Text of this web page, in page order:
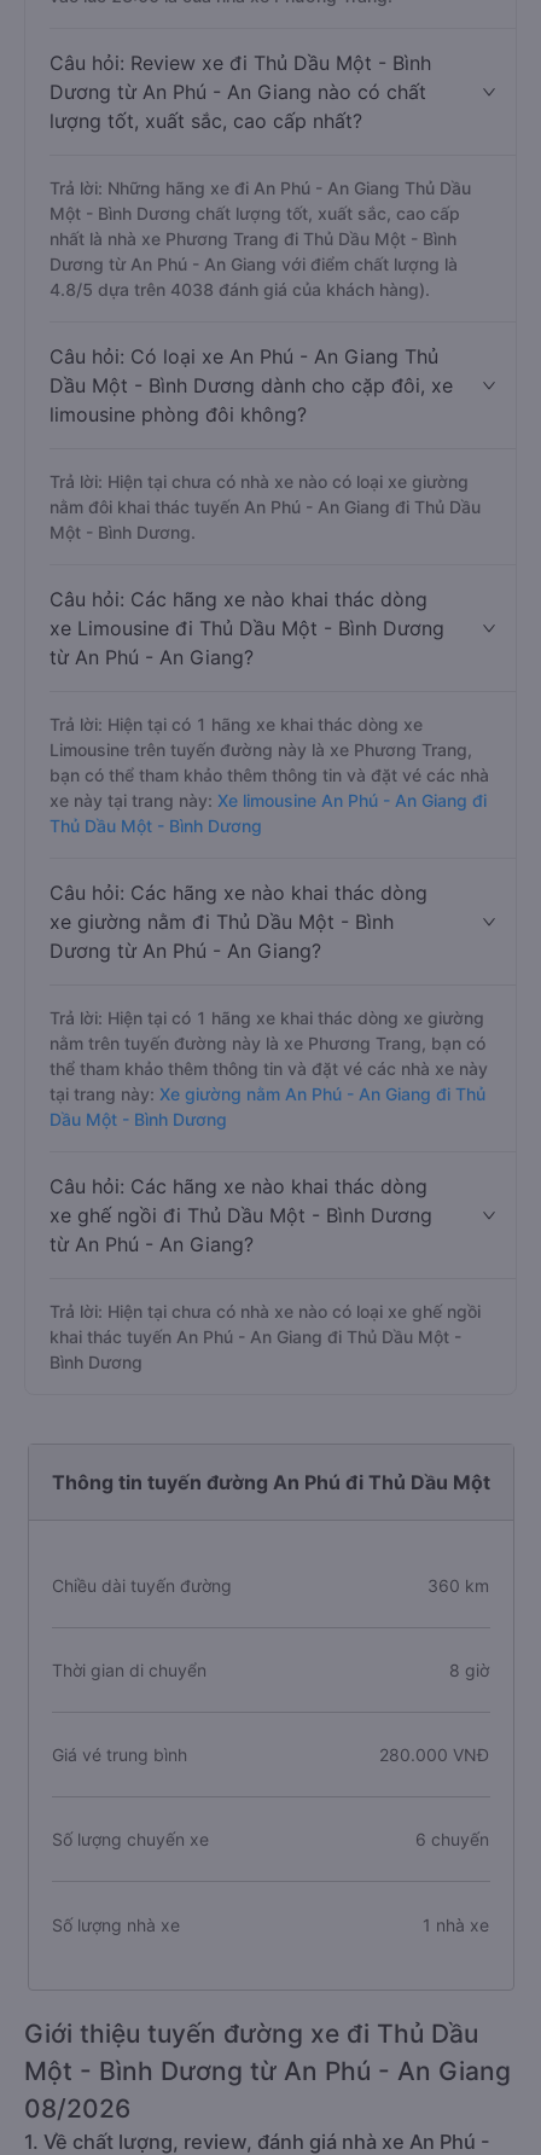
Câu hỏi: Review xe đi Thủ Dầu Một - Bình
Dương từ An Phú - An Giang nào có chất
lượng tốt, xuất sắc, cao cấp nhất?
Trả lời: Những hãng xe đi An Phú - An Giang Thủ Dầu
Một - Bình Dương chất lượng tốt, xuất sắc, cao cấp
nhất là nhà xe Phương Trang đi Thủ Dầu Một - Bình
Dương từ An Phú - An Giang với điểm chất lượng là
4.8/5 dựa trên 4038 đánh giá của khách hàng).
Câu hỏi: Có loại xe An Phú - An Giang Thủ
Dầu Một - Bình Dương dành cho cặp đôi, xe
limousine phòng đôi không?
Trả lời: Hiện tại chưa có nhà xe nào có loại xe giường
nằm đôi khai thác tuyến An Phú - An Giang đi Thủ Dầu
Một - Bình Dương.
Câu hỏi: Các hãng xe nào khai thác dòng
xe Limousine đi Thủ Dầu Một - Bình Dương
từ An Phú - An Giang?
Trả lời: Hiện tại có 1 hãng xe khai thác dòng xe
Limousine trên tuyến đường này là xe Phương Trang,
bạn có thể tham khảo thêm thông tin và đặt vé các nhà
xe này tại trang này: Xe limousine An Phú - An Giang đi
Thủ Dầu Một - Bình Dương
Câu hỏi: Các hãng xe nào khai thác dòng
xe giường nằm đi Thủ Dầu Một - Bình
Dương từ An Phú - An Giang?
Trả lời: Hiện tại có 1 hãng xe khai thác dòng xe giường
nằm trên tuyến đường này là xe Phương Trang, bạn có
thể tham khảo thêm thông tin và đặt vé các nhà xe này
tại trang này: Xe giường nằm An Phú - An Giang đi Thủ
Dầu Một - Bình Dương
Câu hỏi: Các hãng xe nào khai thác dòng
xe ghế ngồi đi Thủ Dầu Một - Bình Dương
từ An Phú - An Giang?
Trả lời: Hiện tại chưa có nhà xe nào có loại xe ghế ngồi
khai thác tuyến An Phú - An Giang đi Thủ Dầu Một -
Bình Dương
Thông tin tuyến đường An Phú đi Thủ Dầu Một
Chiều dài tuyến đường 360 km
Thời gian di chuyển 8 giờ
Giá vé trung bình 280.000 VNĐ
Số lượng chuyến xe 6 chuyến
Số lượng nhà xe 1 nhà xe
Giới thiệu tuyến đường xe đi Thủ Dầu
Một - Bình Dương từ An Phú - An Giang
08/2026
1. Về chất lượng, review, đánh giá nhà xe An Phú -